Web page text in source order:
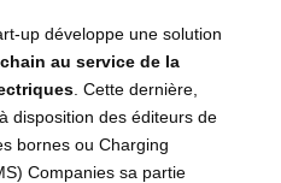
up développe une solution
au service de la
. Cette dernière,
disposition des éditeurs de
bornes ou Charging
Companies sa partie